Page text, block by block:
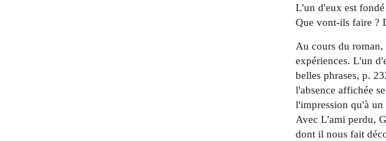
L'un d'eux est
Que vont-ils faire ?
Au cours du
expériences. L'un
belles phrases, p.
l'absence affichée
l'impression qu'à un
Avec L'ami perdu,
dont il nous fait